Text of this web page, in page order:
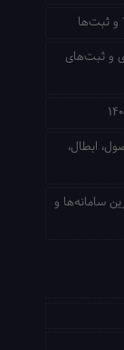
و ثبت‌های
ابطال،
سامانه‌ها و